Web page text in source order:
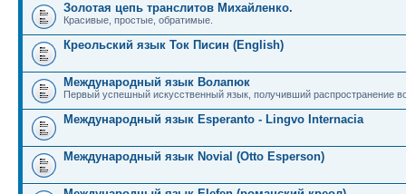
Золотая цепь транслитов Михайленко.
Красивые, простые, обратимые.
Креольский язык Ток Писин (English)
Международный язык Волапюк
Первый успешный искусственный язык, получивший распространение
Международный язык Esperanto - Lingvo Internacia
Международный язык Novial (Otto Esperson)